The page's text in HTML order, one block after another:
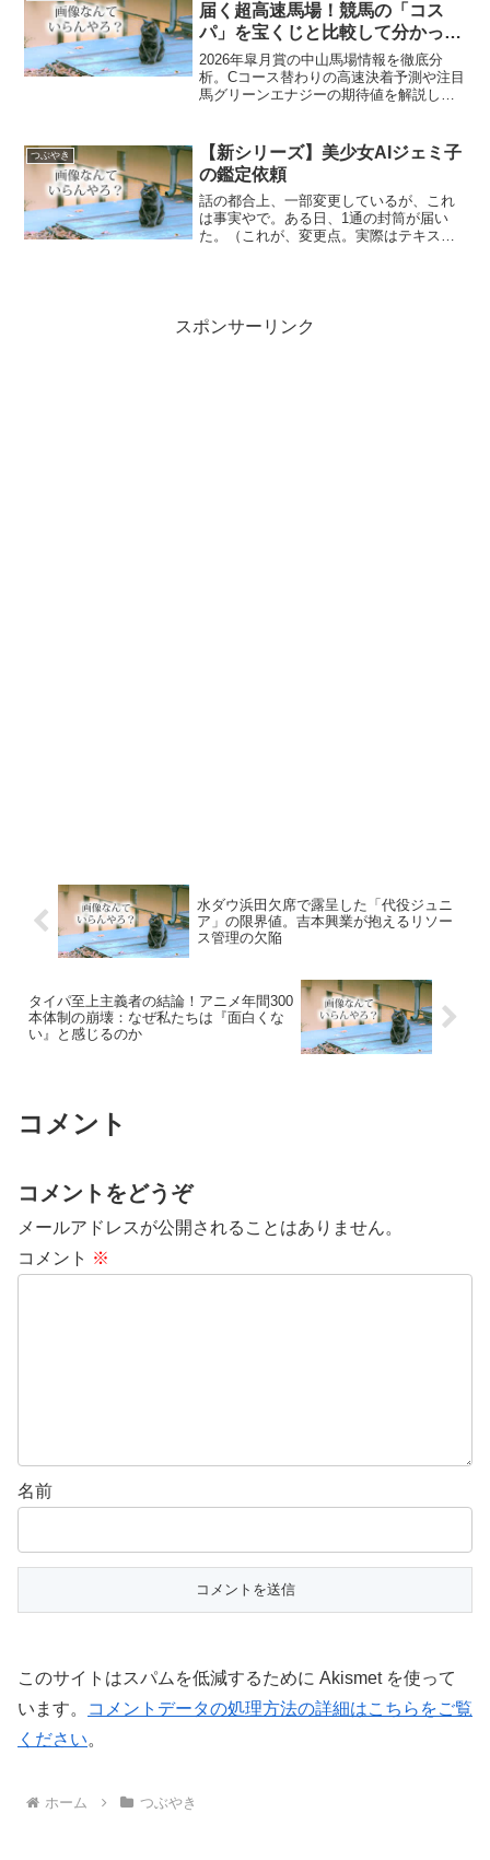
届く超高速馬場！競馬の「コス
パ」を宝くじと比較して分かった
驚愕の事実
2026年皐月賞の中山馬場情報を徹底分
析。Cコース替わりの高速決着予測や注目
馬グリーンエナジーの期待値を解説しま
スパ」を論理的に解明。初心者からファ
ンまで必見の最新競馬ガイドです。
つぶやき
【新シリーズ】美少女AIジェミ子
の鑑定依頼
話の都合上、一部変更しているが、これ
は事実やで。ある日、1通の封筒が届い
た。（これが、変更点。実際はテキスト
スポンサーリンク
水ダウ浜田欠席で露呈した「代役ジュニ
ア」の限界値。吉本興業が抱えるリソー
ス管理の欠陥
タイパ至上主義者の結論！アニメ年間300
本体制の崩壊：なぜ私たちは『面白くな
い』と感じるのか
コメント
コメントをどうぞ
メールアドレスが公開されることはありません。
コメント ※
名前
このサイトはスパムを低減するために Akismet を使って
います。
コメントデータの処理方法の詳細はこちらをご覧
ください。
ホーム つぶやき